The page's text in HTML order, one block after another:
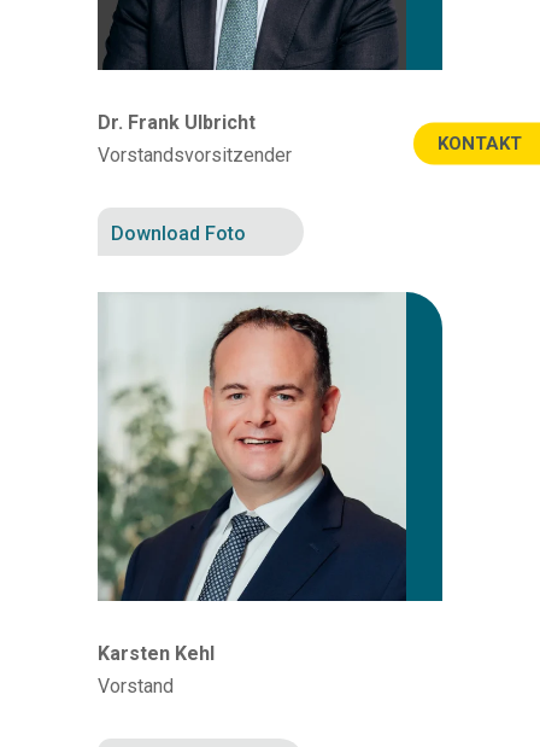
Dr. Frank Ulbricht
Vorstandsvorsitzender
Download Foto
Karsten Kehl
Vorstand
KONTAKT